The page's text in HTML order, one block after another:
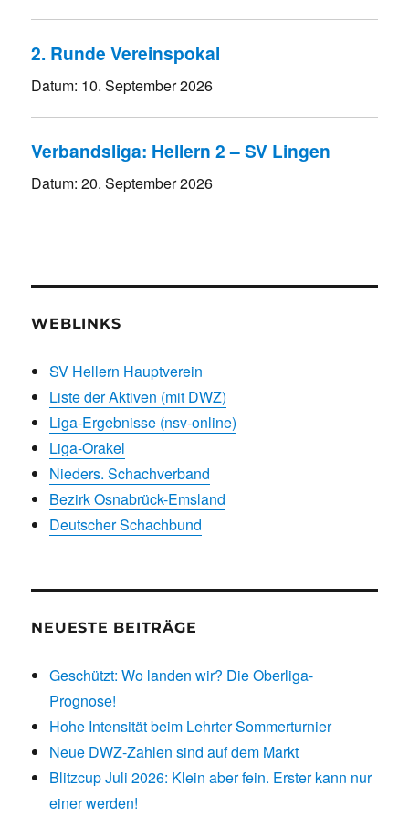
2. Runde Vereinspokal
Datum: 10. September 2026
Verbandsliga: Hellern 2 – SV Lingen
Datum:20. September 2026
WEBLINKS
SV Hellern Hauptverein
Liste der Aktiven (mit DWZ)
Liga-Ergebnisse (nsv-online)
Liga-Orakel
Nieders. Schachverband
Bezirk Osnabrück-Emsland
Deutscher Schachbund
NEUESTE BEITRÄGE
Geschützt: Wo landen wir? Die Oberliga-
Prognose!
Hohe Intensität beim Lehrter Sommerturnier
Neue DWZ-Zahlen sind auf dem Markt
Blitzcup Juli 2026: Klein aber fein. Erster kann nur
einer werden!